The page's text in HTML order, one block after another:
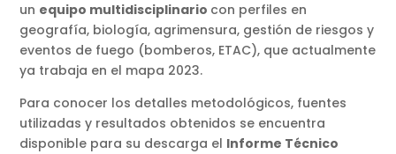
un equipo multidisciplinario con perfiles en
geografía, biología, agrimensura, gestión de riesgos y
eventos de fuego (bomberos, ETAC), que actualmente
ya trabaja en el mapa 2023.
Para conocer los detalles metodológicos, fuentes
utilizadas y resultados obtenidos se encuentra
disponible para su descarga el Informe Técnico